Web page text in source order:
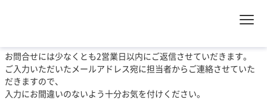
お問合せには少なくとも2営業日以内にご返信させていだきます。
ご入力いただいたメールアドレス宛に担当者からご連絡させていた
だきますので、
入力にお間違いのないよう十分お気を付けください。